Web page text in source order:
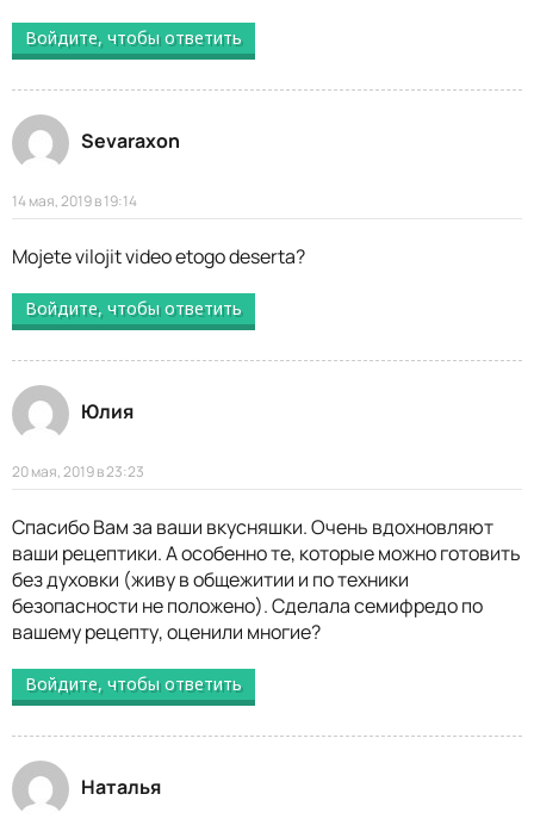
Войдите, чтобы ответить
Sevaraxon
14 мая, 2019 в 19:14
Mojete vilojit video etogo deserta?
Войдите, чтобы ответить
Юлия
20 мая, 2019 в 23:23
Спасибо Вам за ваши вкусняшки. Очень вдохновляют
ваши рецептики. А особенно те, которые можно готовить
без духовки (живу в общежитии и по техники
безопасности не положено). Сделала семифредо по
вашему рецепту, оценили многие?
Войдите, чтобы ответить
Наталья